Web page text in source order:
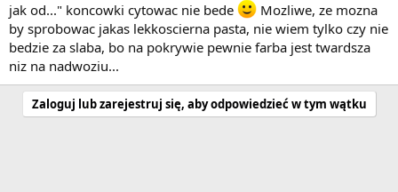
jak od..." koncowki cytowac nie bede
Mozliwe, ze mozna
by sprobowac jakas lekkoscierna pasta, nie wiem tylko czy nie
bedzie za slaba, bo na pokrywie pewnie farba jest twardsza
niz na nadwoziu...
Zaloguj lub zarejestruj się, aby odpowiedzieć w tym wątku